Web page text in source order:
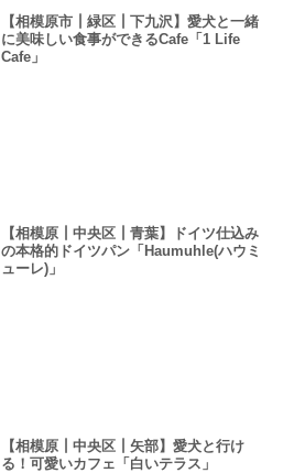
【相模原市┃緑区┃下九沢】愛犬と一緒
に美味しい食事ができるCafe「1 Life
Cafe」
【相模原┃中央区┃青葉】ドイツ仕込み
の本格的ドイツパン「Haumuhle(ハウミ
ューレ)」
【相模原┃中央区┃矢部】愛犬と行け
る！可愛いカフェ「白いテラス」